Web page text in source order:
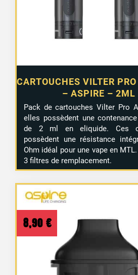
CARTOUCHES VILTER
– ASPIRE – 2ML
Pack de cartouches Vilter Pro
elles possèdent une
de 2 ml en eliquide. Ces
possèdent une résistance
Ohm idéal pour une vape en
3 filtres de remplacement.
8,90 €